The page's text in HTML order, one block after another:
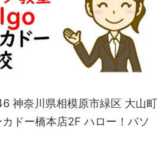
神奈川県相模原市緑区 大山町
ドー橋本店2F ハロー！パソ